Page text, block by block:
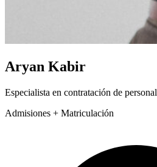
Aryan Kabir
Especialista en contratación de personal
Admisiones + Matriculación